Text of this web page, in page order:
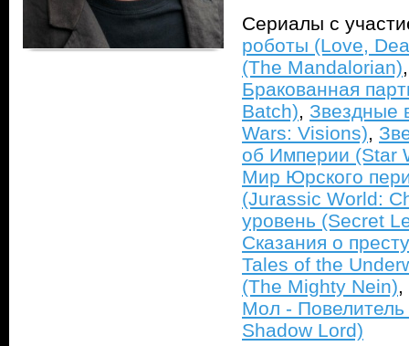
Сериалы с
роботы (Love,
(The Mandalorian)
Бракованная
Batch), Звездные
Wars: Visions),
об Империи (Star
Мир Юрского
(Jurassic World:
уровень (Secret
Сказания о
Tales of the
(The Mighty Nein),
Мол -
Shadow Lord)